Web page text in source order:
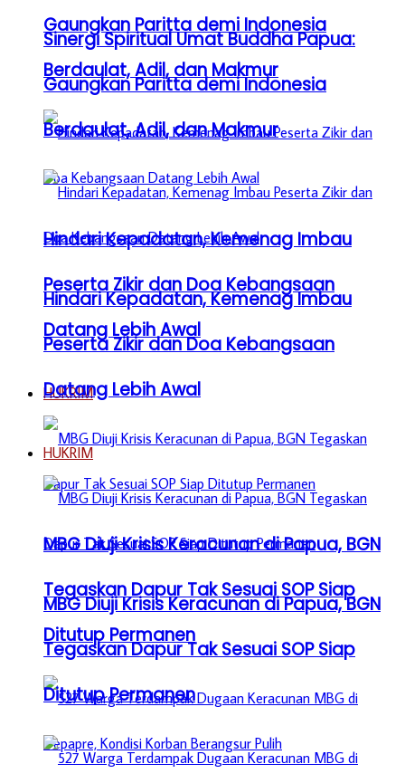
Gaungkan Paritta demi Indonesia
Berdaulat, Adil, dan Makmur
Hindari Kepadatan, Kemenag Imbau
Peserta Zikir dan Doa Kebangsaan
Datang Lebih Awal
HUKRIM
MBG Diuji Krisis Keracunan di Papua, BGN
Tegaskan Dapur Tak Sesuai SOP Siap
Ditutup Permanen
Sinergi Spiritual Umat Buddha Papua:
Gaungkan Paritta demi Indonesia
Berdaulat, Adil, dan Makmur
Hindari Kepadatan, Kemenag Imbau
Peserta Zikir dan Doa Kebangsaan
Datang Lebih Awal
HUKRIM
MBG Diuji Krisis Keracunan di Papua, BGN
Tegaskan Dapur Tak Sesuai SOP Siap
Ditutup Permanen